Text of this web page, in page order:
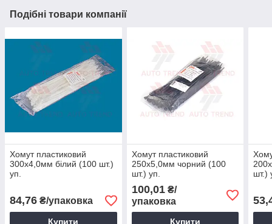
Подібні товари компанії
Хомут пластиковий
300х4,0мм білий (100 шт.)
уп.
84,76 ₴/упаковка
Купити
Хомут пластиковий
250х5,0мм чорний (100
шт.) уп.
100,01₴/
упаковка
Купити
шт.)